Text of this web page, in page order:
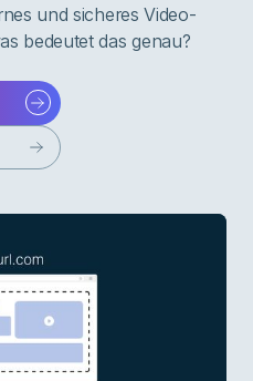
und sicheres Video-
bedeutet das genau?